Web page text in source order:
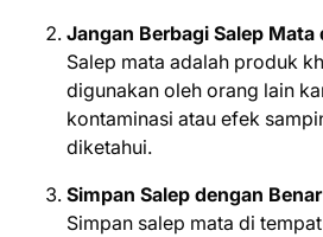
Jangan Berbagi Salep Mata
Salep mata adalah produk
digunakan oleh orang lain
kontaminasi atau efek
diketahui.
Simpan Salep dengan Benar
Simpan salep mata di